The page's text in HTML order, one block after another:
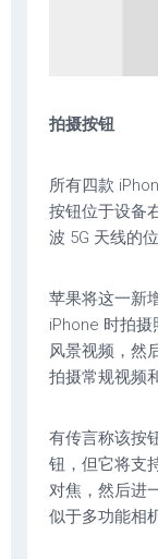
拍摄按钮
所有四款
按钮位于设备
波 5G 天线的
苹果将​​这一新
iPhone 时拍
风景视频，然
拍摄常规视频
有传言称该按
钮，但它将支
对焦，然后进
似于多功能相